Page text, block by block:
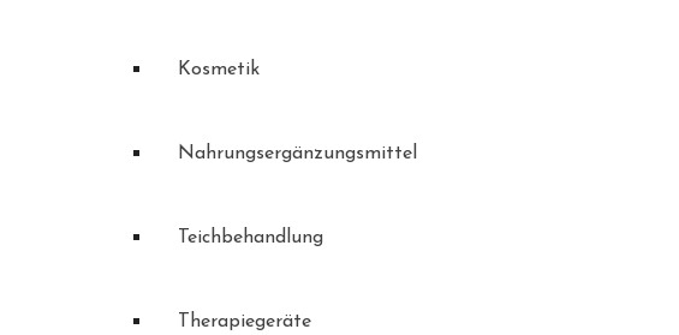
Kosmetik
Nahrungsergänzungsmittel
Teichbehandlung
Therapiegeräte